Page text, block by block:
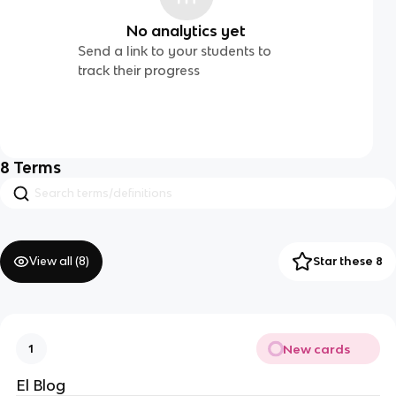
No analytics yet
Send a link to your students to
track their progress
8 Terms
View all (8) Star these 8
1 New cards
El Blog